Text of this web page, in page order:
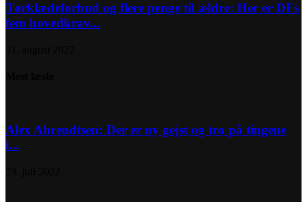
Tørklædeforbud og flere penge til ældre: Her er DFs
fem hovedkrav...
Alex Ahrendtsen: Der er ny gejst og tro på tingene
i...